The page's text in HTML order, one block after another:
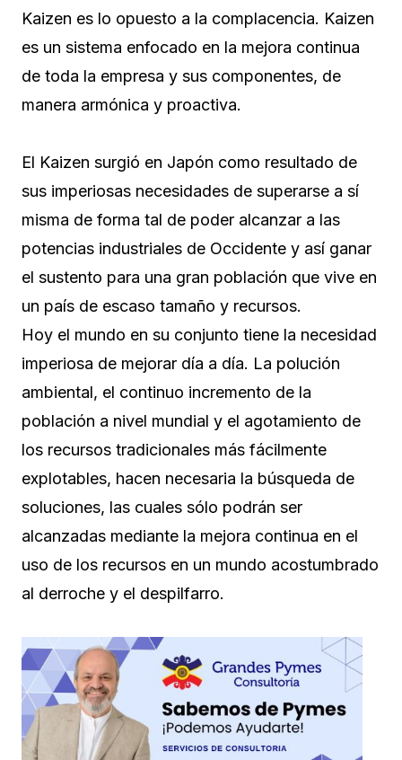
Kaizen es lo opuesto a la complacencia. Kaizen
es un sistema enfocado en la mejora continua
de toda la empresa y sus componentes, de
manera armónica y proactiva.
El Kaizen surgió en Japón como resultado de
sus imperiosas necesidades de superarse a sí
misma de forma tal de poder alcanzar a las
potencias industriales de Occidente y así ganar
el sustento para una gran población que vive en
un país de escaso tamaño y recursos.
Hoy el mundo en su conjunto tiene la necesidad
imperiosa de mejorar día a día. La polución
ambiental, el continuo incremento de la
población a nivel mundial y el agotamiento de
los recursos tradicionales más fácilmente
explotables, hacen necesaria la búsqueda de
soluciones, las cuales sólo podrán ser
alcanzadas mediante la mejora continua en el
uso de los recursos en un mundo acostumbrado
al derroche y el despilfarro.